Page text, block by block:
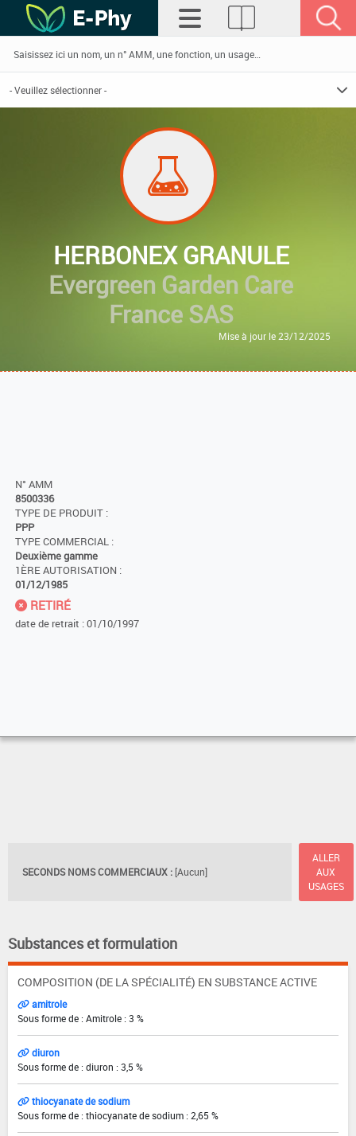
HERBONEX GRANULE
Evergreen Garden Care
France SAS
Mise à jour le 23/12/2025
N° AMM
8500336
TYPE DE PRODUIT :
PPP
TYPE COMMERCIAL :
Deuxième gamme
1ÈRE AUTORISATION :
01/12/1985
RETIRÉ
date de retrait : 01/10/1997
SECONDS NOMS COMMERCIAUX : [Aucun]
ALLER
AUX
USAGES
Substances et formulation
COMPOSITION (DE LA SPÉCIALITÉ) EN SUBSTANCE ACTIVE
amitrole
Sous forme de : Amitrole : 3 %
diuron
Sous forme de : diuron : 3,5 %
thiocyanate de sodium
Sous forme de : thiocyanate de sodium : 2,65 %